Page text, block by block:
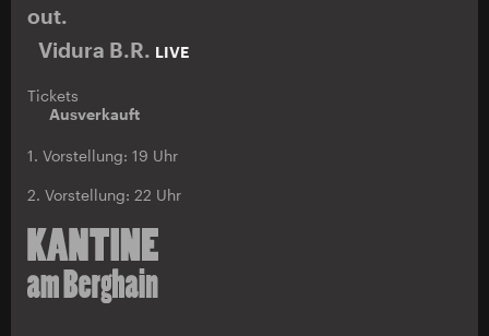
out.
Vidura B.R. LIVE
Tickets
Ausverkauft
1. Vorstellung: 19 Uhr
2. Vorstellung: 22 Uhr